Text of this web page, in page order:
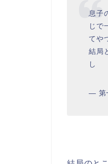
息子
じで
てや
結局
し
— 第